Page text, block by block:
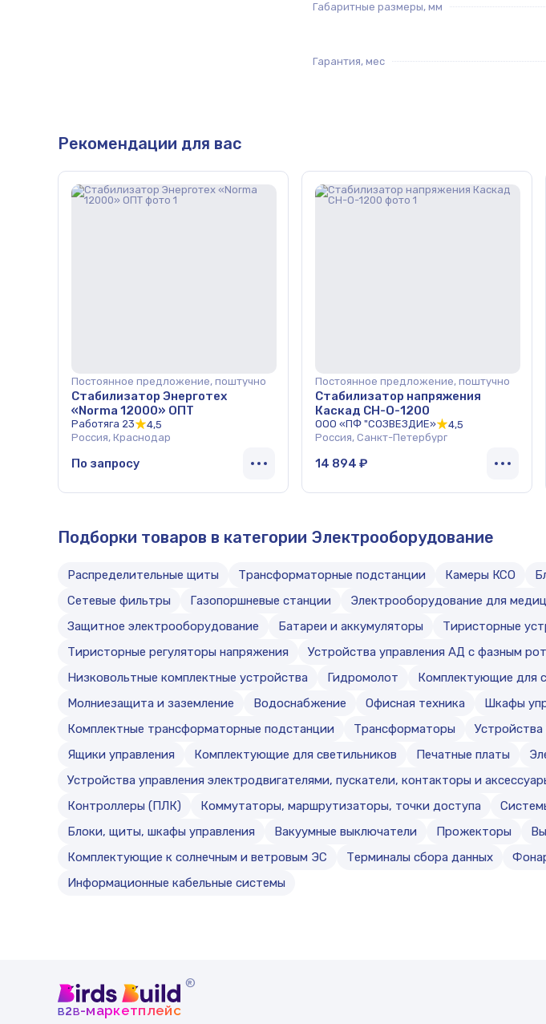
Габаритные размеры, мм
Гарантия, мес
Рекомендации для вас
Постоянное предложение, поштучно
Стабилизатор Энерготех
«Norma 12000» ОПТ
Работяга 23
4,5
Россия, Краснодар
По запросу
Постоянное предложение, поштучно
Стабилизатор напряжения
Каскад СН-О-1200
ООО «ПФ "СОЗВЕЗДИЕ»
4,5
Россия, Санкт-Петербург
14 894 ₽
Подборки товаров в категории Электрооборудование
Распределительные щиты Трансформаторные подстанции Камеры КСО
Сетевые фильтры
Газопоршневые станции Электрооборудование для
Защитное электрооборудование
Батареи и аккумуляторы
Тиристорные
Тиристорные регуляторы напряжения
Устройства управления АД с фазным
Низковольтные комплектные устройства
Гидромолот Комплектующие для
Молниезащита и заземление
Водоснабжение Офисная техника Шкафы
Комплектные трансформаторные подстанции
Трансформаторы
Ящики управления
Комплектующие для светильников Печатные платы
Устройства управления электродвигателями, пускатели, контакторы и
Контроллеры (ПЛК)
Коммутаторы, маршрутизаторы, точки доступа
Блоки, щиты, шкафы управления
Вакуумные выключатели Прожекторы
Комплектующие к солнечным и ветровым ЭС
Терминалы сбора данных
Информационные кабельные системы
®
b2b-маркетплейс